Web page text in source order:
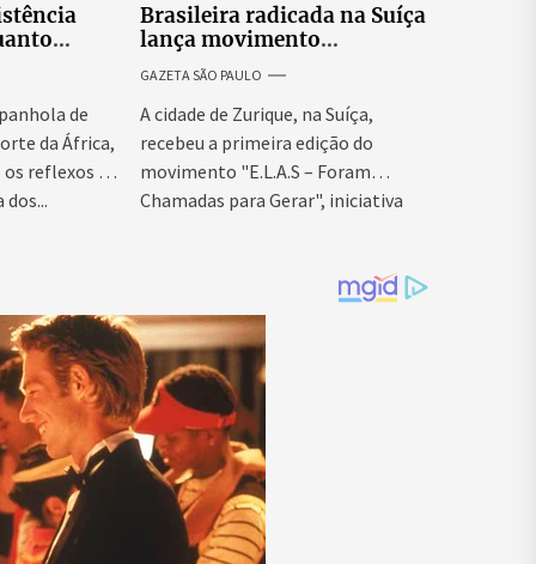
de
da África,
reflexos da
Brasileira radicada na Suíça
lança movimento
internacional voltado ao
fortalecimento da identidade
feminina
GAZETA SÃO PAULO
A cidade de Zurique, na Suíça,
recebeu a primeira edição do
movimento "E.L.A.S – Foram
Chamadas para Gerar", iniciativa